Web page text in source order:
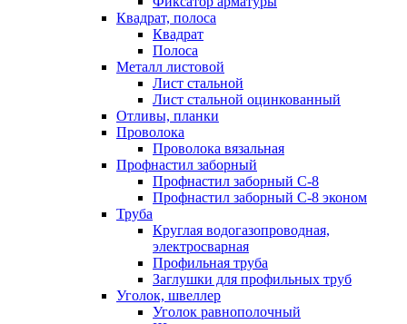
Квадрат, полоса
Квадрат
Полоса
Металл листовой
Лист стальной
Лист стальной оцинкованный
Отливы, планки
Проволока
Проволока вязальная
Профнастил заборный
Профнастил заборный С-8
Профнастил заборный С-8 эконом
Труба
Круглая водогазопроводная,
электросварная
Профильная труба
Заглушки для профильных труб
Уголок, швеллер
Уголок равнополочный